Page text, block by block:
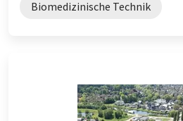
Biomedizinische Technik